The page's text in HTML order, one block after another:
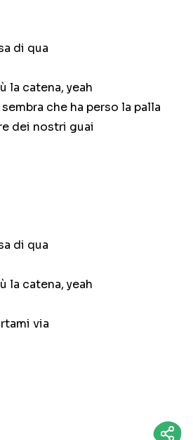
di qua
la catena, yeah
che ha perso la palla
dei nostri guai
di qua
la catena, yeah
via